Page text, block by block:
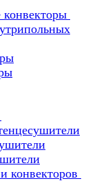
конвекторов